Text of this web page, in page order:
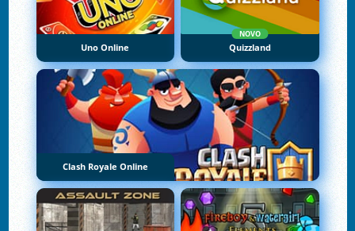
Uno Online
NOVO
Quizzland
Clash Royale Online